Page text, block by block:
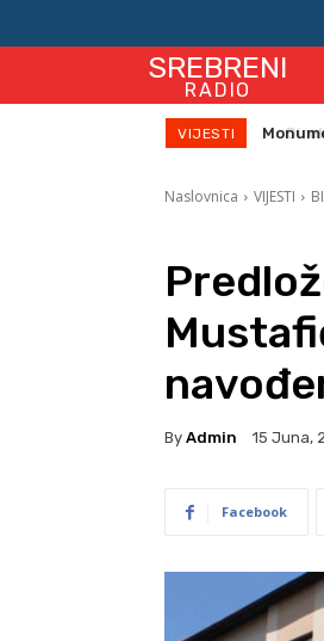
SREBRENI
RADIO
VIJESTI
Naslovnica VIJESTI
By Admin 15 Juna,
Facebook